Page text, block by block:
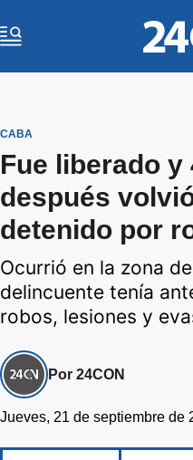
CABA
Fue liberado y
después
detenido por
Ocurrió en la zona
delincuente tenía
robos, lesiones y
Por 24CON
Jueves, 21 de septiembre de